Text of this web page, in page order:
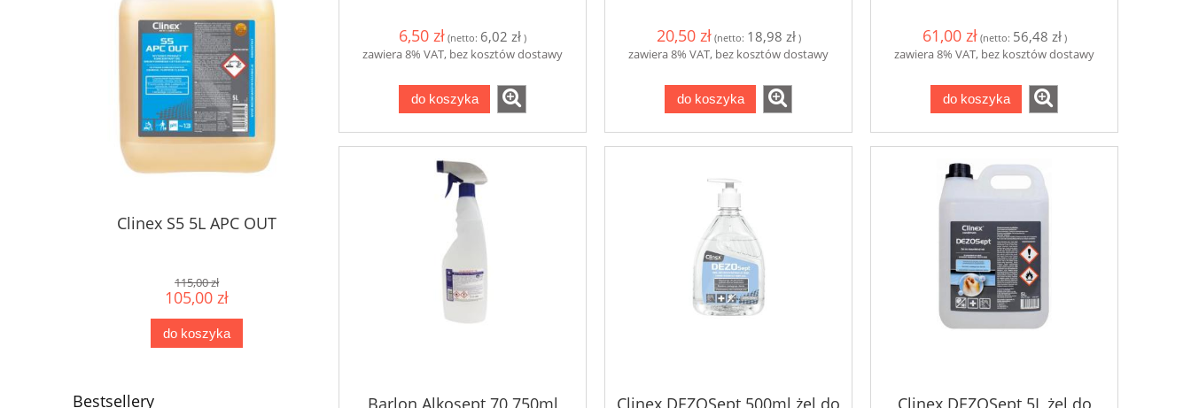
Clinex S5 5L APC OUT
115,00 zł
105,00 zł
do koszyka
Bestsellery
6,50 zł (netto: 6,02 zł )
zawiera 8% VAT, bez kosztów dostawy
do koszyka
20,50 zł (netto: 18,98 zł)
zawiera 8% VAT, bez kosztów dostawy
do koszyka
61,00 zł (netto: 56,48 zł)
zawiera 8% VAT, bez kosztów dostawy
do koszyka
Barlon Alkosept 70 750ml Clinex DEZOSept 500ml żel do Clinex DEZOSept 5L żel do